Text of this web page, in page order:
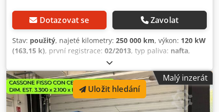
Dotazovat se Zavolat
Stav: použitý, najeté kilometry: 250 000 km, výkon: 120 kW
(163,15 k), první registrace: 02/2013, typ paliva: nafta,
, typ převodu:
emisní třída:Euro 5, Vybavení:ABS, centrální zamykání,
elektronický stabilizační program (ESP), klimatizace,
Sprinter 516 První registrace: km Manuální převodovka
Klimatizace Euro 5 Německé vozidlo Valník D: 430 cm Š:
Malý inzerát
Uložit hledání